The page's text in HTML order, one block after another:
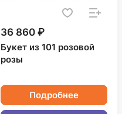
36 860 ₽
Букет из 101 розовой
розы
Подробнее